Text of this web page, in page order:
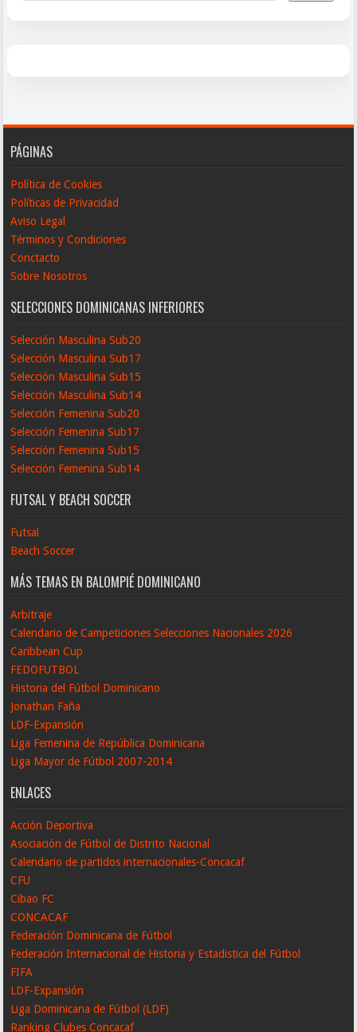
PÁGINAS
Política de Cookies
Políticas de Privacidad
Aviso Legal
Términos y Condiciones
Conctacto
Sobre Nosotros
SELECCIONES DOMINICANAS INFERIORES
Selección Masculina Sub20
Selección Masculina Sub17
Selección Masculina Sub15
Selección Masculina Sub14
Selección Femenina Sub20
Selección Femenina Sub17
Selección Femenina Sub15
Selección Femenina Sub14
FUTSAL Y BEACH SOCCER
Futsal
Beach Soccer
MÁS TEMAS EN BALOMPIÉ DOMINICANO
Arbitraje
Calendario de Campeticiones Selecciones Nacionales 2026
Caribbean Cup
FEDOFUTBOL
Historia del Fútbol Dominicano
Jonathan Faña
LDF-Expansión
Liga Femenina de República Dominicana
Liga Mayor de Fútbol 2007-2014
ENLACES
Acción Deportiva
Asociación de Fútbol de Distrito Nacional
Calendario de partidos internacionales-Concacaf
CFU
Cibao FC
CONCACAF
Federación Dominicana de Fútbol
Federación Internacional de Historia y Estadistica del Fútbol
FIFA
LDF-Expansión
Liga Dominicana de Fútbol (LDF)
Ranking Clubes Concacaf